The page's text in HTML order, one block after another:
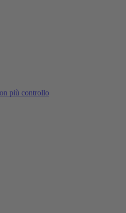
più controllo